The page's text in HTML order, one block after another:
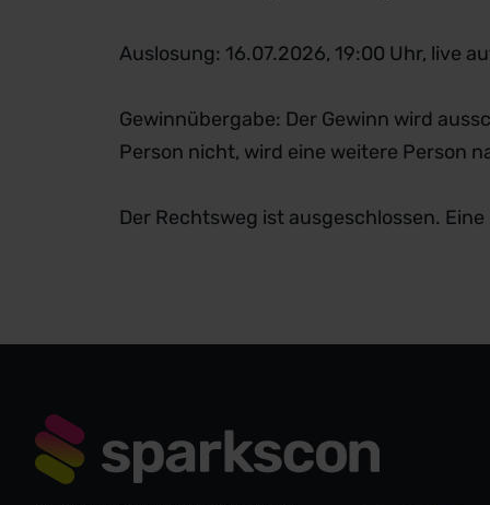
Auslosung: 16.07.2026, 19:00 Uhr, live
Gewinnübergabe: Der Gewinn wird
Person nicht, wird eine weitere Person
Der Rechtsweg ist ausgeschlossen.